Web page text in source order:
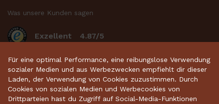
Was unsere Kunden sagen
Exzellent 4.87/5
basierend auf 2634bewertungen.
Startseite • Keramikdeko • Gartenkeramik •
Für eine optimal Performance, eine reibungslose Verwendung
sozialer Medien und aus Werbezwecken empfiehlt dir dieser
Laden, der Verwendung von Cookies zuzustimmen. Durch
Cookies von sozialen Medien und Werbecookies von
Drittparteien hast du Zugriff auf Social-Media-Funktionen